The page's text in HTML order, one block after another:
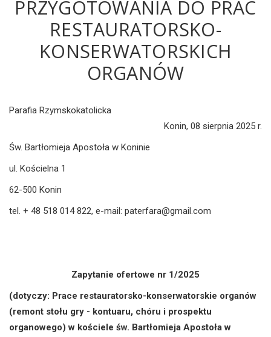
PRZYGOTOWANIA DO PRAC
RESTAURATORSKO-
KONSERWATORSKICH
ORGANÓW
Parafia Rzymskokatolicka
Konin, 08 sierpnia 2025 r.
Św. Bartłomieja Apostoła w Koninie
ul. Kościelna 1
62-500 Konin
tel. + 48 518 014 822, e-mail: paterfara@gmail.com
Zapytanie ofertowe nr 1/2025
(dotyczy: Prace restauratorsko-konserwatorskie organów
(remont stołu gry - kontuaru, chóru i prospektu
organowego) w kościele św. Bartłomieja Apostoła w